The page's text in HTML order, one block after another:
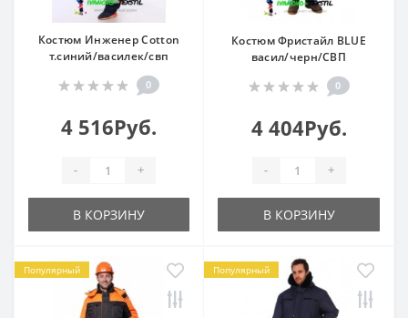
Костюм Инженер Cotton
т.синий/василек/свп
0
4 516Руб.
- +
В КОРЗИНУ
Костюм Фристайл BLUE
васил/черн/СВП
0
4 404Руб.
- +
В КОРЗИНУ
Популярный Популярный